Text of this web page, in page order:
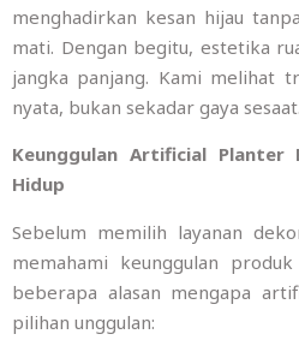
menghadirkan kesan hijau
mati. Dengan begitu, estetika
jangka panjang. Kami melihat
nyata, bukan sekadar gaya sesaat.
Keunggulan Artificial Planter
Hidup
Sebelum memilih layanan
memahami keunggulan
beberapa alasan mengapa
pilihan unggulan: